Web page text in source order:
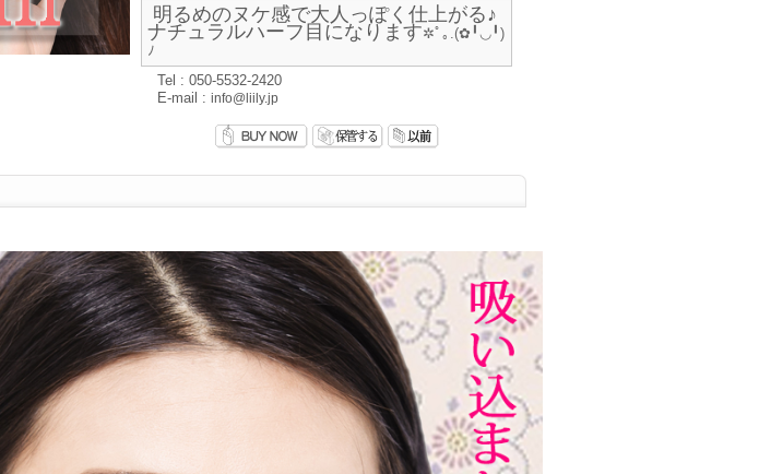
明るめのヌケ感で大人っぽく仕上がる♪
ナチュラルハーフ目になります✲ﾟ｡.(✿╹◡╹)
ﾉ
Tel : 050-5532-2420
E-mail : info@liily.jp